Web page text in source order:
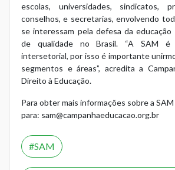
escolas, universidades, sindicatos,
conselhos, e secretarias, envolvendo
se interessam pela defesa da
de qualidade no Brasil. “A SAM é
intersetorial, por isso é importante
segmentos e áreas”, acredita a
Direito à Educação.
Para obter mais informações sobre a
para: sam@campanhaeducacao.org.br
SAM